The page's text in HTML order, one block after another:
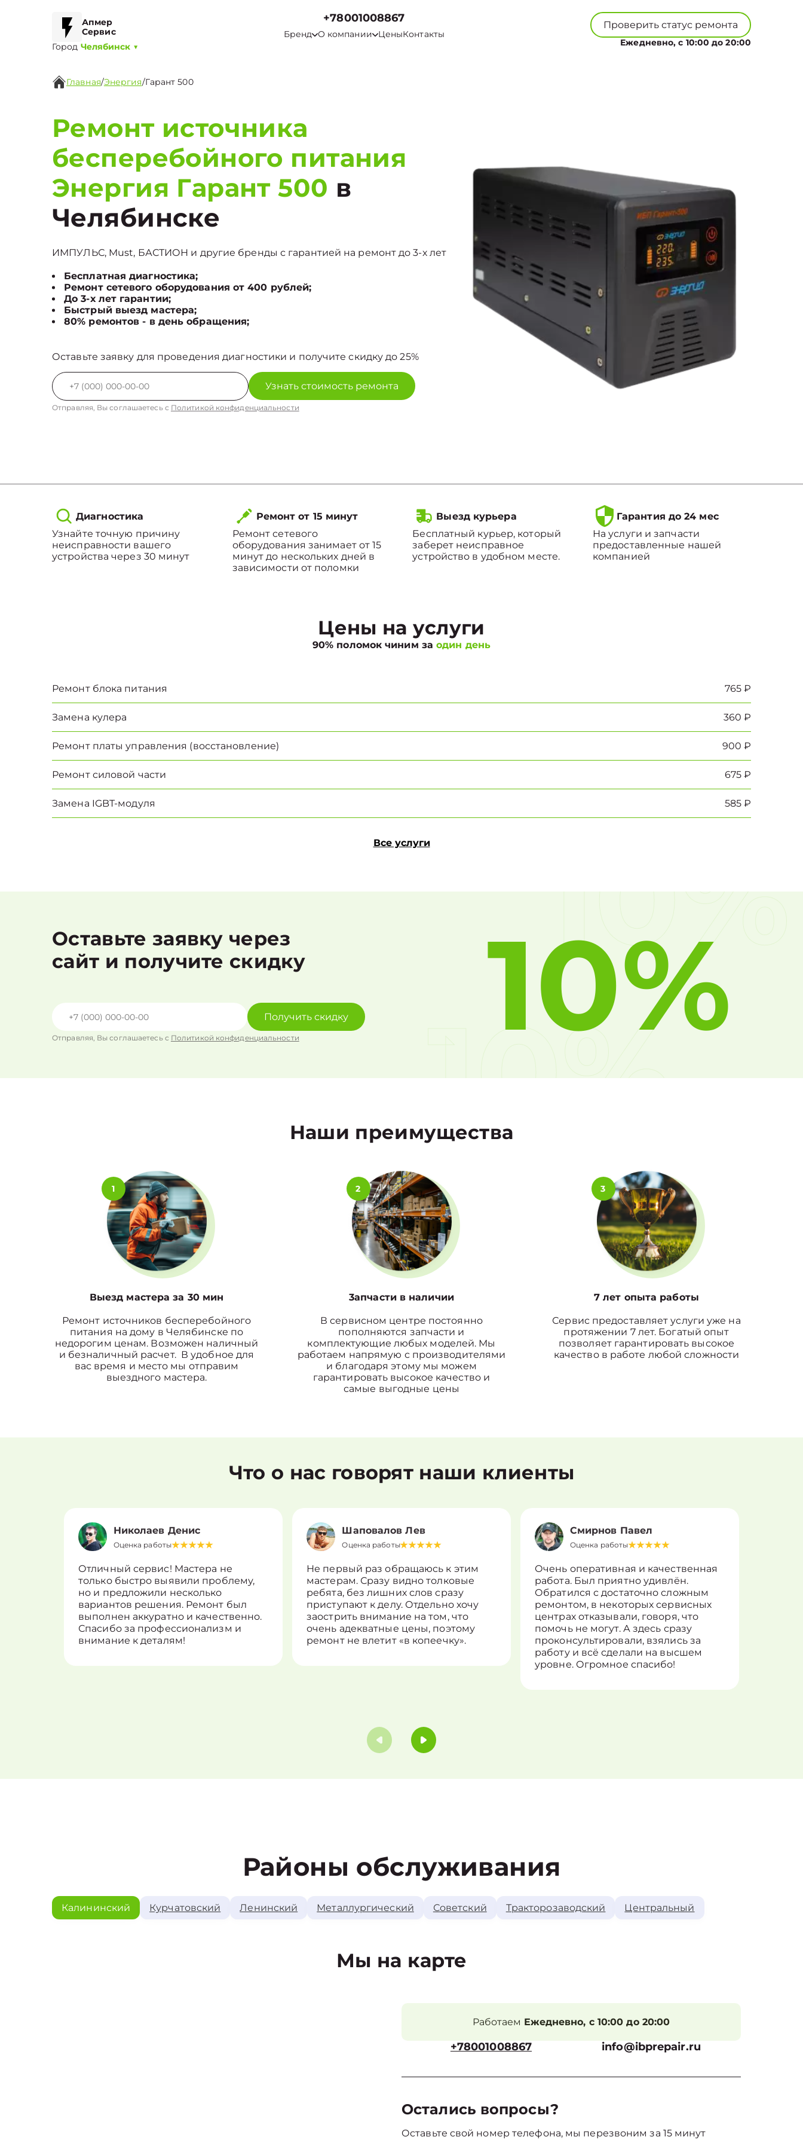
Апмер
Сервис
Город Челябинск ▼
+78001008867
Бренд О компании ЦеныКонтакты
Проверить статус ремонта
Ежедневно, с 10:00 до 20:00
Главная/Энергия/Гарант 500
Ремонт источника
бесперебойного питания
Энергия Гарант 500 в
Челябинске
ИМПУЛЬС, Must, БАСТИОН и другие бренды с гарантией на ремонт до 3-х лет
Бесплатная диагностика;
Ремонт сетевого оборудования от 400 рублей;
До 3-х лет гарантии;
Быстрый выезд мастера;
80% ремонтов - в день обращения;
Оставьте заявку для проведения диагностики и получите скидку до 25%
Узнать стоимость ремонта
Отправляя, Вы соглашаетесь с Политикой конфиденциальности
Диагностика
Узнайте точную причину
неисправности вашего
устройства через 30 минут
Ремонт от 15 минут
Ремонт сетевого
оборудования занимает от 15
минут до нескольких дней в
зависимости от поломки
Выезд курьера
Бесплатный курьер, который
заберет неисправное
устройство в удобном месте.
Гарантия до 24 мес
На услуги и запчасти
предоставленные нашей
компанией
Цены на услуги
90% поломок чиним заодин день
Ремонт блока питания 765 ₽
Замена кулера 360 ₽
Ремонт платы управления (восстановление) 900 ₽
Ремонт силовой части 675 ₽
Замена IGBT-модуля 585 ₽
Все услуги
Оставьте заявку через
сайт и получите скидку
Получить скидку
Отправляя, Вы соглашаетесь с Политикой конфиденциальности 10%
10%
10%
Наши преимущества
1
Выезд мастера за 30 мин
Ремонт источников бесперебойного
питания на дому в Челябинске по
недорогим ценам. Возможен наличный
и безналичный расчет. В удобное для
вас время и место мы отправим
выездного мастера.
2
3апчасти в наличии
В сервисном центре постоянно
пополняются запчасти и
комплектующие любых моделей. Мы
работаем напрямую с производителями
и благодаря этому мы можем
гарантировать высокое качество и
самые выгодные цены
3
7 лет опыта работы
Сервис предоставляет услуги уже на
протяжении 7 лет. Богатый опыт
позволяет гарантировать высокое
качество в работе любой сложности
Что о нас говорят наши клиенты
Николаев Денис
Оценка работы
Отличный сервис! Мастера не
только быстро выявили проблему,
но и предложили несколько
вариантов решения. Ремонт был
выполнен аккуратно и качественно.
Спасибо за профессионализм и
внимание к деталям!
Шаповалов Лев
Оценка работы
Не первый раз обращаюсь к этим
мастерам. Сразу видно толковые
ребята, без лишних слов сразу
приступают к делу. Отдельно хочу
заострить внимание на том, что
очень адекватные цены, поэтому
ремонт не влетит «в копеечку».
Смирнов Павел
Оценка работы
Очень оперативная и качественная
работа. Был приятно удивлён.
Обратился с достаточно сложным
ремонтом, в некоторых сервисных
центрах отказывали, говоря, что
помочь не могут. А здесь сразу
проконсультировали, взялись за
работу и всё сделали на высшем
уровне. Огромное спасибо!
Районы обслуживания
Калининский Курчатовский Ленинский Металлургический Советский Тракторозаводский Центральный
Мы на карте
Работаем Ежедневно, с 10:00 до 20:00
+78001008867 info@ibprepair.ru
Остались вопросы?
Оставьте свой номер телефона, мы перезвоним за 15 минут